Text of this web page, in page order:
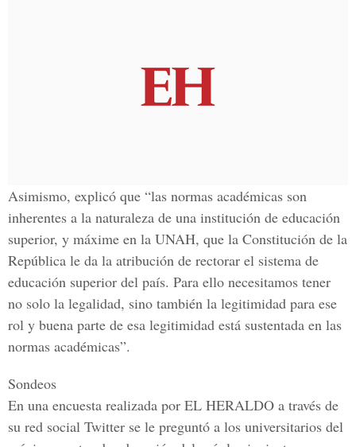
Asimismo, explicó que “las normas académicas son
inherentes a la naturaleza de una institución de educación
superior, y máxime en la UNAH, que la Constitución de la
República le da la atribución de rectorar el sistema de
educación superior del país. Para ello necesitamos tener
no solo la legalidad, sino también la legitimidad para ese
rol y buena parte de esa legitimidad está sustentada en las
normas académicas”.
Sondeos
En una encuesta realizada por EL HERALDO a través de
su red social Twitter se le preguntó a los universitarios del